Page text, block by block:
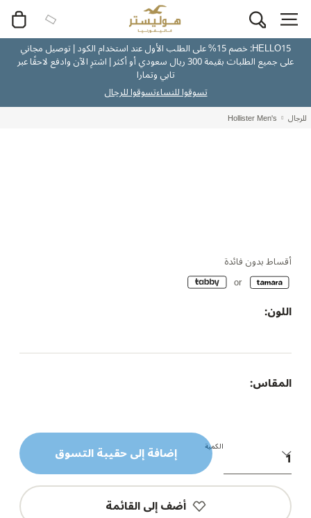
HELLO15: خصم 15% على الطلب الأول عند استخدام الكود | توصيل مجاني
على جميع الطلبات بقيمة 300 ريال سعودي أو أكثر | اشترِ الآن وادفع لاحقًا عبر
تابي وتمارا
تسوقوا للنساءتسوقوا للرجال
للرجال Hollister Men's
أقساط بدون فائدة
اللون:
المقاس:
الكمية إضافة إلى حقيبة التسوق
أضف إلى القائمة